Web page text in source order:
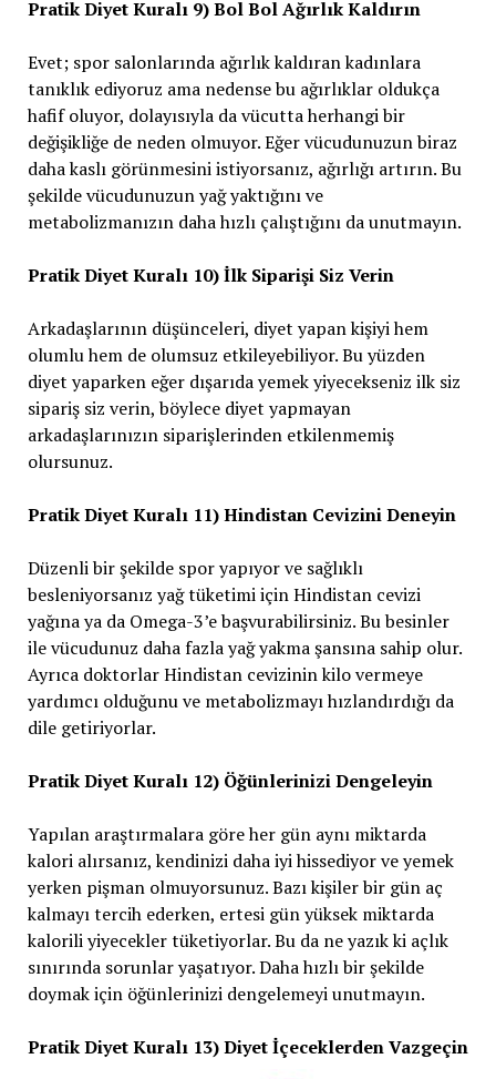
Pratik Diyet Kuralı 9) Bol Bol Ağırlık Kaldırın
Evet; spor salonlarında ağırlık kaldıran kadınlara
tanıklık ediyoruz ama nedense bu ağırlıklar oldukça
hafif oluyor, dolayısıyla da vücutta herhangi bir
değişikliğe de neden olmuyor. Eğer vücudunuzun biraz
daha kaslı görünmesini istiyorsanız, ağırlığı artırın. Bu
şekilde vücudunuzun yağ yaktığını ve
metabolizmanızın daha hızlı çalıştığını da unutmayın.
Pratik Diyet Kuralı 10) İlk Siparişi Siz Verin
Arkadaşlarının düşünceleri, diyet yapan kişiyi hem
olumlu hem de olumsuz etkileyebiliyor. Bu yüzden
diyet yaparken eğer dışarıda yemek yiyecekseniz ilk siz
sipariş siz verin, böylece diyet yapmayan
arkadaşlarınızın siparişlerinden etkilenmemiş
olursunuz.
Pratik Diyet Kuralı 11) Hindistan Cevizini Deneyin
Düzenli bir şekilde spor yapıyor ve sağlıklı
besleniyorsanız yağ tüketimi için Hindistan cevizi
yağına ya da Omega-3’e başvurabilirsiniz. Bu besinler
ile vücudunuz daha fazla yağ yakma şansına sahip olur.
Ayrıca doktorlar Hindistan cevizinin kilo vermeye
yardımcı olduğunu ve metabolizmayı hızlandırdığı da
dile getiriyorlar.
Pratik Diyet Kuralı 12) Öğünlerinizi Dengeleyin
Yapılan araştırmalara göre her gün aynı miktarda
kalori alırsanız, kendinizi daha iyi hissediyor ve yemek
yerken pişman olmuyorsunuz. Bazı kişiler bir gün aç
kalmayı tercih ederken, ertesi gün yüksek miktarda
kalorili yiyecekler tüketiyorlar. Bu da ne yazık ki açlık
sınırında sorunlar yaşatıyor. Daha hızlı bir şekilde
doymak için öğünlerinizi dengelemeyi unutmayın.
Pratik Diyet Kuralı 13) Diyet İçeceklerden Vazgeçin